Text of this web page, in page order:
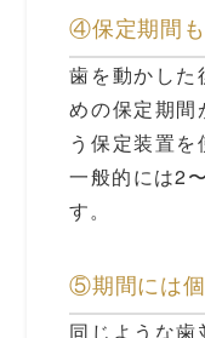
④保定期間
歯を動かした
めの保定期間
う保定装置を
一般的には2
す。
⑤期間には
同じような